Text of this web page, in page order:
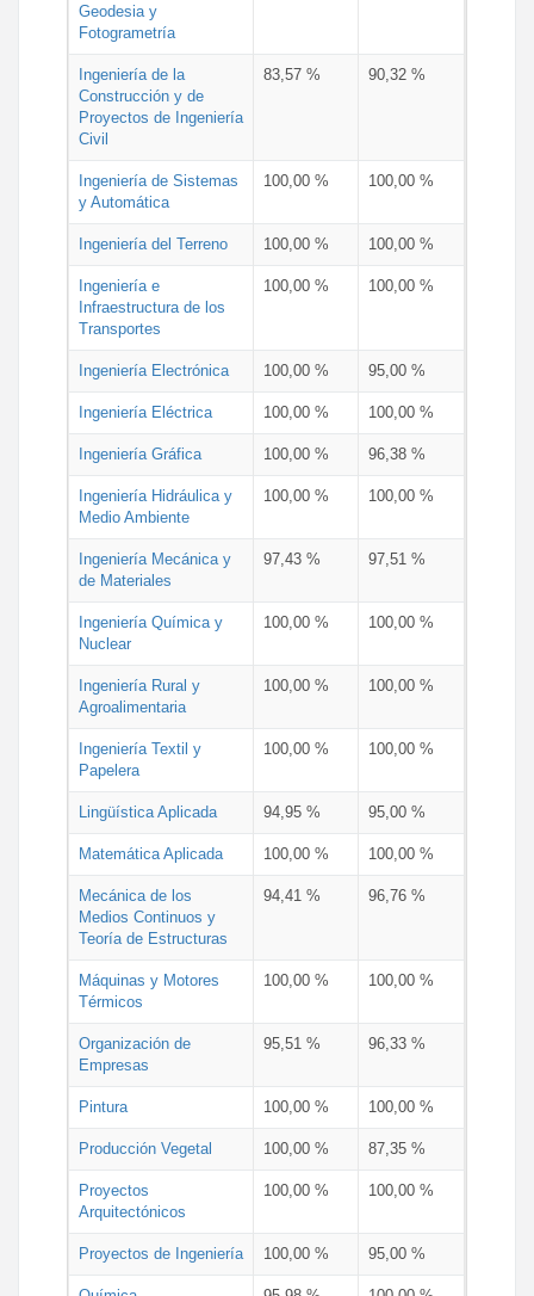
Geodesia y
Fotogrametría
Ingeniería de la
Construcción y de
Proyectos de Ingeniería
Civil
83,57 % 90,32 %
Ingeniería de Sistemas
y Automática
100,00 % 100,00 %
Ingeniería del Terreno 100,00 % 100,00 %
Ingeniería e
Infraestructura de los
Transportes
100,00 % 100,00 %
Ingeniería Electrónica 100,00 % 95,00 %
Ingeniería Eléctrica 100,00 % 100,00 %
Ingeniería Gráfica 100,00 % 96,38 %
Ingeniería Hidráulica y
Medio Ambiente
100,00 % 100,00 %
Ingeniería Mecánica y
de Materiales
97,43 % 97,51 %
Ingeniería Química y
Nuclear
100,00 % 100,00 %
Ingeniería Rural y
Agroalimentaria
100,00 % 100,00 %
Ingeniería Textil y
Papelera
100,00 % 100,00 %
Lingüística Aplicada 94,95 % 95,00 %
Matemática Aplicada 100,00 % 100,00 %
Mecánica de los
Medios Continuos y
Teoría de Estructuras
94,41 % 96,76 %
Máquinas y Motores
Térmicos
100,00 % 100,00 %
Organización de
Empresas
95,51 % 96,33 %
Pintura 100,00 % 100,00 %
Producción Vegetal 100,00 % 87,35 %
Proyectos
Arquitectónicos
100,00 % 100,00 %
Proyectos de Ingeniería 100,00 % 95,00 %